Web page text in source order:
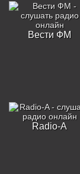
Вести ФМ
Radio-A